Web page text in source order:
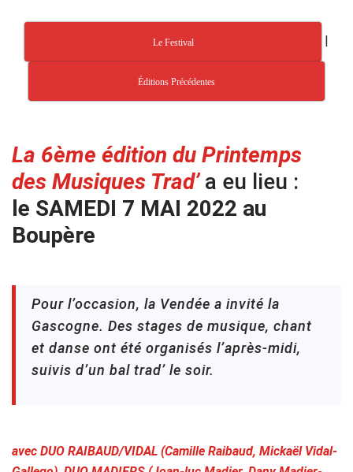
Le Festival
Éditions Précédentes
La 6ème édition du Printemps
des Musiques Trad’a eu lieu :
le SAMEDI 7 MAI 2022 au
Boupère
Pour l’occasion, la Vendée a invité la
Gascogne. Des stages de musique, chant
et danse ont été organisés l’après-midi,
suivis d’un bal trad’ le soir.
avec DUO RAIBAUD/VIDAL (Camille Raibaud, Mickaël Vidal-